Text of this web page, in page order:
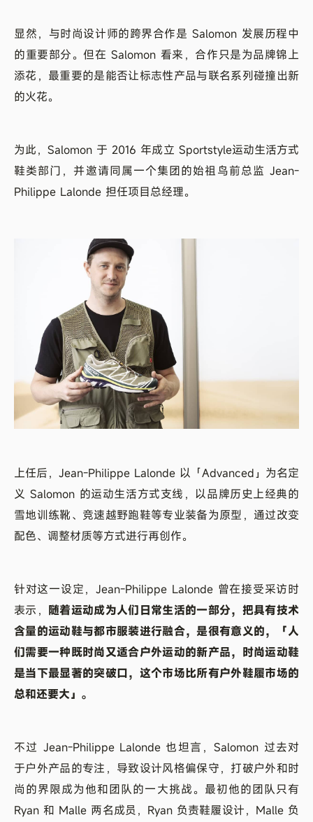
显然，与时尚设计师的跨界合作是 Salomon 发展历程中
的重要部分。但在 Salomon 看来，合作只是为品牌锦上
添花，最重要的是能否让标志性产品与联名系列碰撞出新
的火花。
为此，Salomon 于 2016 年成立 Sportstyle运动生活方式
鞋类部门，并邀请同属一个集团的始祖鸟前总监 Jean-
Philippe Lalonde 担任项目总经理。
上任后，Jean-Philippe Lalonde 以「Advanced」为名定
义 Salomon 的运动生活方式支线，以品牌历史上经典的
雪地训练靴、竞速越野跑鞋等专业装备为原型，通过改变
配色、调整材质等方式进行再创作。
针对这一设定，Jean-Philippe Lalonde 曾在接受采访时
表示， 随着运动成为人们日常生活的一部分，把具有技术
含量的运动鞋与都市服装进行融合，是很有意义的，「人
们需要一种既时尚又适合户外运动的新产品，时尚运动鞋
是当下最显著的突破口，这个市场比所有户外鞋履市场的
总和还要大」。
不过 Jean-Philippe Lalonde 也坦言，Salomon 过去对
于户外产品的专注，导致设计风格偏保守，打破户外和时
尚的界限成为他和团队的一大挑战。最初他的团队只有
Ryan 和 Malle 两名成员，Ryan 负责鞋履设计，Malle 负